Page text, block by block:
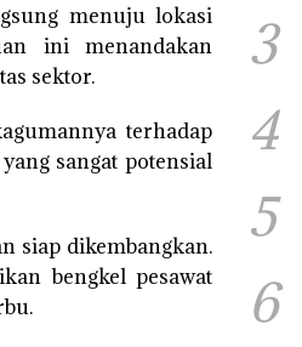
menuju lokasi
ini menandakan
sektor.
terhadap
sangat potensial
siap dikembangkan.
bengkel pesawat
3
4
5
6